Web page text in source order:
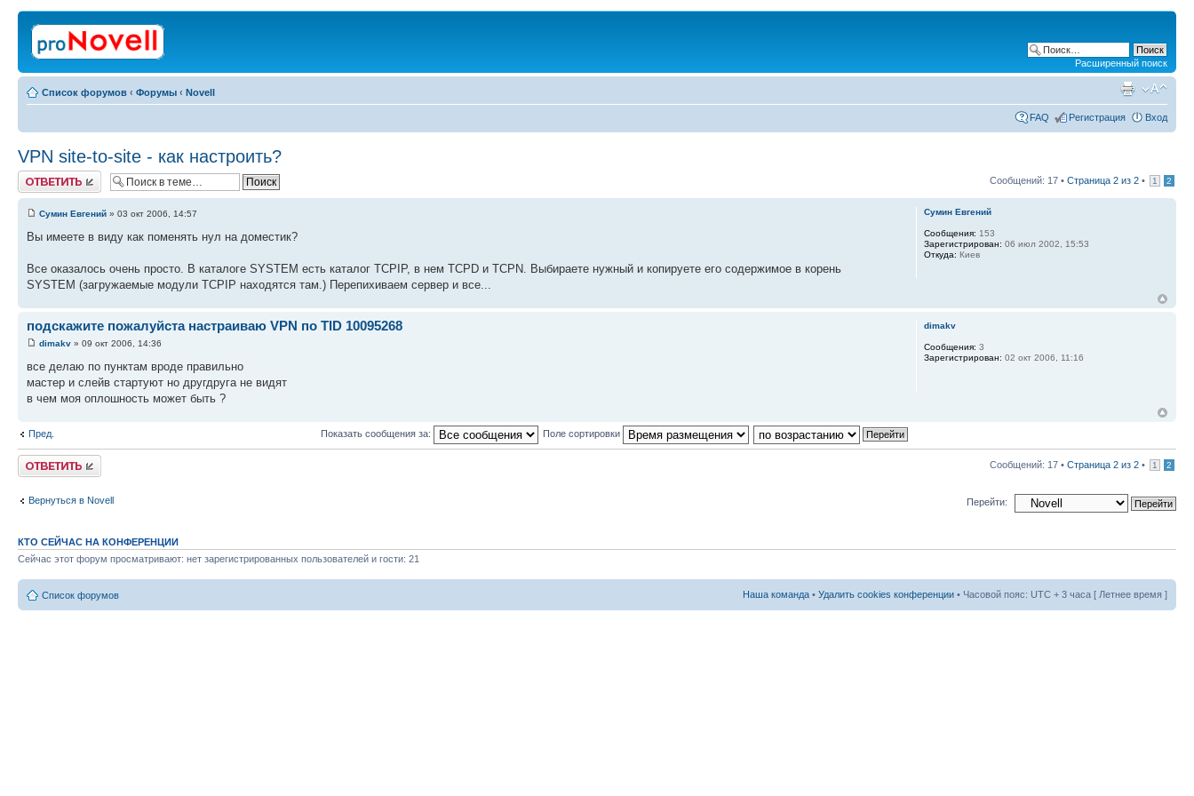
Расширенный поиск
Список форумов ‹ Форумы ‹ Novell
FAQ Регистрация Вход
VPN site-to-site - как настроить?
Ответить Сообщений: 17 • Страница 2 из 2 • 1 2
Сумин Евгений » 03 окт 2006, 14:57
Вы имеете в виду как поменять нул на доместик?
Все оказалось очень просто. В каталоге SYSTEM есть каталог TCPIP, в нем TCPD и TCPN. Выбираете нужный и копируете его содержимое в корень
SYSTEM (загружаемые модули TCPIP находятся там.) Перепихиваем сервер и все...
Сумин Евгений
Сообщения: 153
Зарегистрирован: 06 июл 2002, 15:53
Откуда: Киев
подскажите пожалуйста настраиваю VPN по TID 10095268
dimakv » 09 окт 2006, 14:36
все делаю по пунктам вроде правильно
мастер и слейв стартуют но другдруга не видят
в чем моя оплошность может быть ?
dimakv
Сообщения: 3
Зарегистрирован: 02 окт 2006, 11:16
Пред. Показать сообщения за: Поле сортировки
Ответить Сообщений: 17 • Страница 2 из 2 • 1 2
Вернуться в Novell Перейти:
КТО СЕЙЧАС НА КОНФЕРЕНЦИИ
Сейчас этот форум просматривают: нет зарегистрированных пользователей и гости: 21
Список форумов Наша команда • Удалить cookies конференции • Часовой пояс: UTC + 3 часа [ Летнее время ]